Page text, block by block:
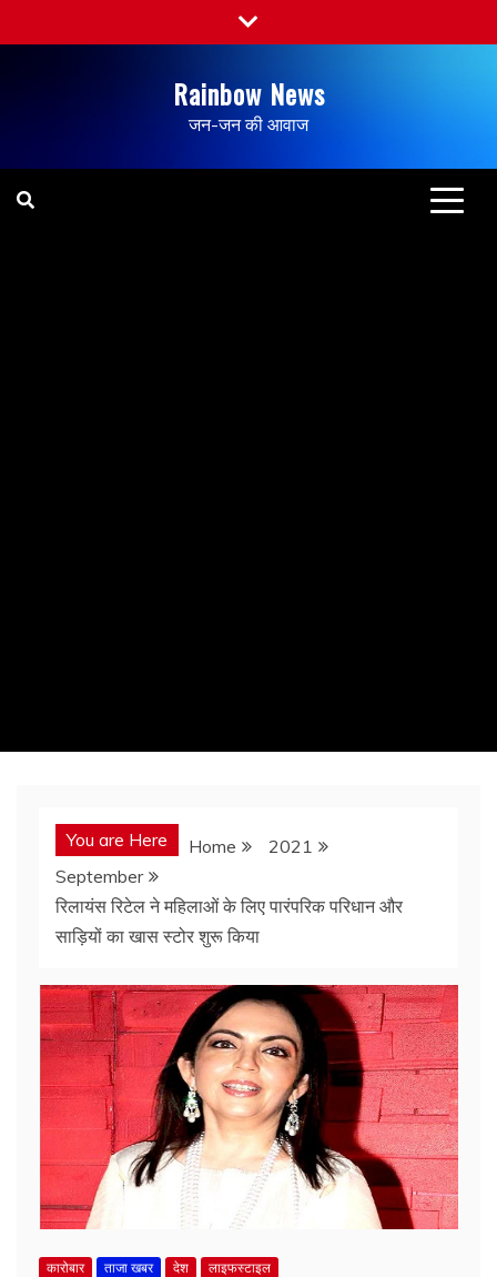
Rainbow News
जन-जन की आवाज
You are Here Home
2021
September
रिलायंस रिटेल ने महिलाओं के लिए पारंपरिक परिधान और
साड़ियों का खास स्टोर शुरू किया
कारोबार ताजा खबर देश लाइफस्टाइल